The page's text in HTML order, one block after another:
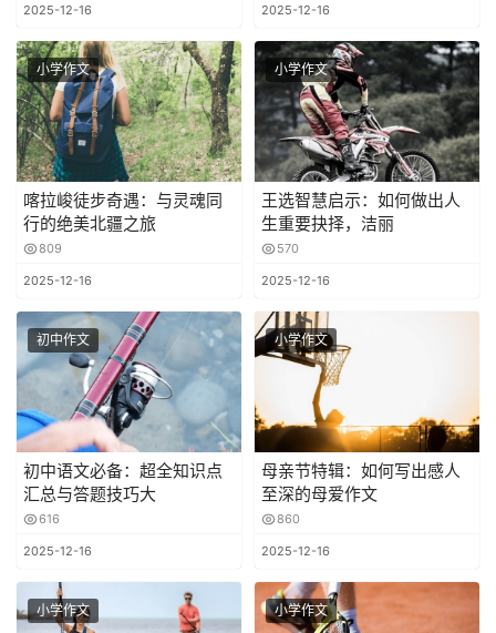
2025-12-16 2025-12-16
小学作文
喀拉峻徒步奇遇：与灵魂同
行的绝美北疆之旅
809
2025-12-16
小学作文
王选智慧启示：如何做出人
生重要抉择，洁丽
570
2025-12-16
初中作文
初中语文必备：超全知识点
汇总与答题技巧大
616
2025-12-16
小学作文
母亲节特辑：如何写出感人
至深的母爱作文
860
2025-12-16
小学作文 小学作文